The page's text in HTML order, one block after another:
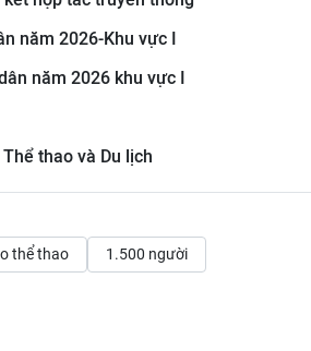
năm 2026-Khu vực I
năm 2026 khu vực I
thao và Du lịch
thể thao 1.500 người